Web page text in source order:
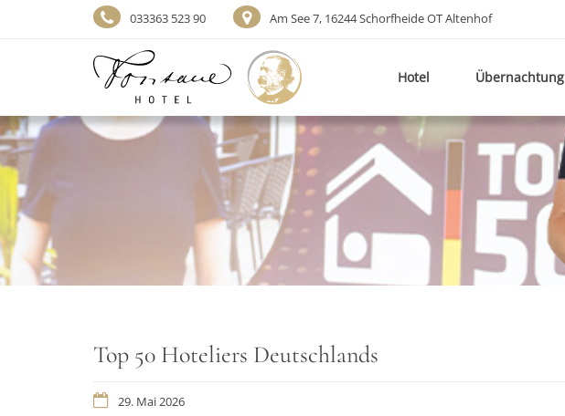
033363 523 90 Am See 7, 16244 Schorfheide OT Altenhof
Hotel Übernachtung
Top 50 Hoteliers Deutschlands
29. Mai 2026